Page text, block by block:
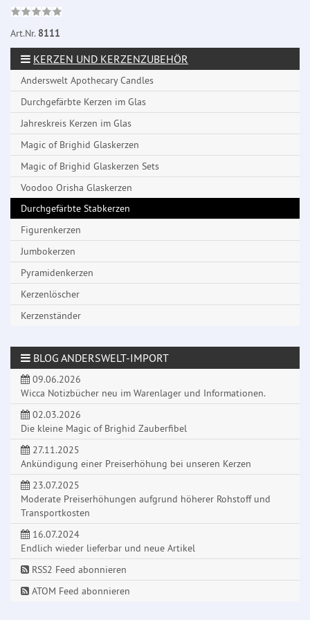
Art.Nr. 8111
KERZEN UND KERZENZUBEHÖR
Anderswelt Apothecary Candles
Durchgefärbte Kerzen im Glas
Jahreskreis Kerzen im Glas
Magic of Brighid Glaskerzen
Magic of Brighid Glaskerzen Sets
Voodoo Orisha Glaskerzen
Durchgefärbte Stabkerzen
Figurenkerzen
Jumbokerzen
Pyramidenkerzen
Kerzenlöscher
Kerzenständer
BLOG ANDERSWELT-IMPORT
09.06.2026
Wicca Notizbücher neu im Warenlager und Informationen.
02.03.2026
Die kleine Magic of Brighid Zauberfibel
27.11.2025
Ankündigung einer Preiserhöhung bei unseren Kerzen
23.07.2025
Moderate Preiserhöhungen aufgrund höherer Rohstoff und
Transportkosten
16.07.2024
Endlich wieder lieferbar und neue Artikel
RSS2 Feed abonnieren
ATOM Feed abonnieren